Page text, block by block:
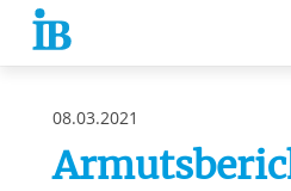
Springe zum Inhalt
08.03.2021